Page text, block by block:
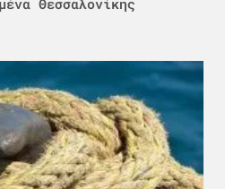
Θεσσαλονίκης